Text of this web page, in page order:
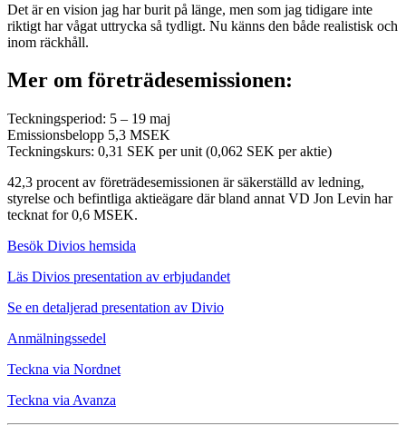
Det är en vision jag har burit på länge, men som jag tidigare inte
riktigt har vågat uttrycka så tydligt. Nu känns den både realistisk och
inom räckhåll.
Mer om företrädesemissionen:
Teckningsperiod: 5 – 19 maj
Emissionsbelopp 5,3 MSEK
Teckningskurs: 0,31 SEK per unit (0,062 SEK per aktie)
42,3 procent av företrädesemissionen är säkerställd av ledning,
styrelse och befintliga aktieägare där bland annat VD Jon Levin har
tecknat for 0,6 MSEK.
Besök Divios hemsida
Läs Divios presentation av erbjudandet
Se en detaljerad presentation av Divio
Anmälningssedel
Teckna via Nordnet
Teckna via Avanza